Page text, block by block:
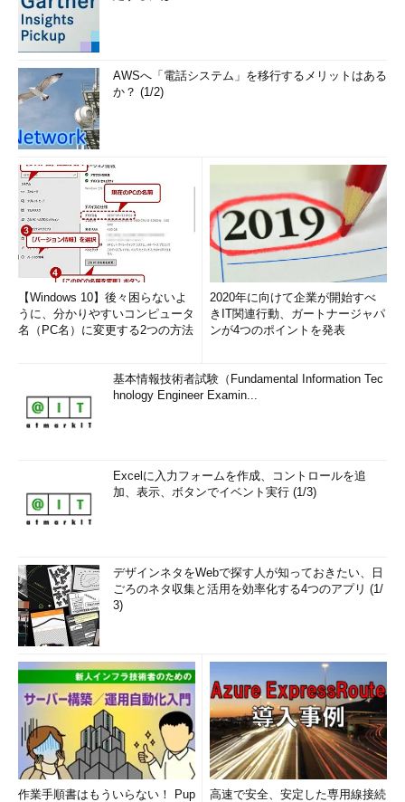
AWSへ「電話システム」を移行するメリットはある
か？ (1/2)
【Windows 10】後々困らないよ
うに、分かりやすいコンピュータ
名（PC名）に変更する2つの方法
2020年に向けて企業が開始すべ
きIT関連行動、ガートナージャパ
ンが4つのポイントを発表
基本情報技術者試験（Fundamental Information Tec
hnology Engineer Examin...
Excelに入力フォームを作成、コントロールを追
加、表示、ボタンでイベント実行 (1/3)
デザインネタをWebで探す人が知っておきたい、日
ごろのネタ収集と活用を効率化する4つのアプリ (1/
3)
作業手順書はもういらない！ Pup
高速で安全、安定した専用線接続